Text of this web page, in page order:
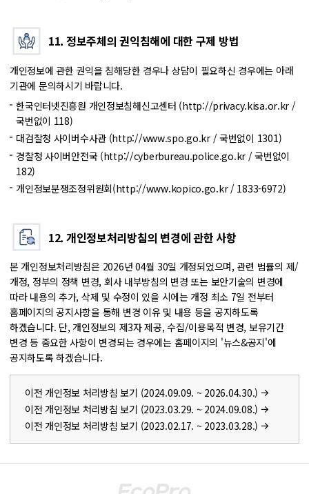
11. 정보주체의 권익침해에 대한 구제 방법
개인정보에 관한 권익을 침해당한 경우나 상담이 필요하신 경우에는 아래
기관에 문의하시기 바랍니다.
한국인터넷진흥원 개인정보침해신고센터 (http://privacy.kisa.or.kr /
국번없이 118)
대검찰청 사이버수사관 (http://www.spo.go.kr/ 국번없이 1301)
경찰청 사이버안전국 (http://cyberbureau.police.go.kr / 국번없이
182)
개인정보분쟁조정위원회(http://www.kopico.go.kr/ 1833-6972)
12. 개인정보처리방침의 변경에 관한 사항
본 개인정보처리방침은 2026년 04월 30일 개정되었으며, 관련 법률의 제/
개정, 정부의 정책 변경, 회사 내부방침의 변경 또는 보안기술의 변경에
따라 내용의 추가, 삭제 및 수정이 있을 시에는 개정 최소 7일 전부터
홈페이지의 공지사항을 통해 변경 이유 및 내용 등을 공지하도록
하겠습니다. 단, 개인정보의 제3자 제공, 수집/이용목적 변경, 보유기간
변경 등 중요한 사항이 변경되는 경우에는 홈페이지의 '뉴스&공지'에
공지하도록 하겠습니다.
이전 개인정보 처리방침 보기 (2024.09.09. ~ 2026.04.30.)
이전 개인정보 처리방침 보기 (2023.03.29. ~ 2024.09.08.)
이전 개인정보 처리방침 보기 (2023.02.17. ~ 2023.03.28.)